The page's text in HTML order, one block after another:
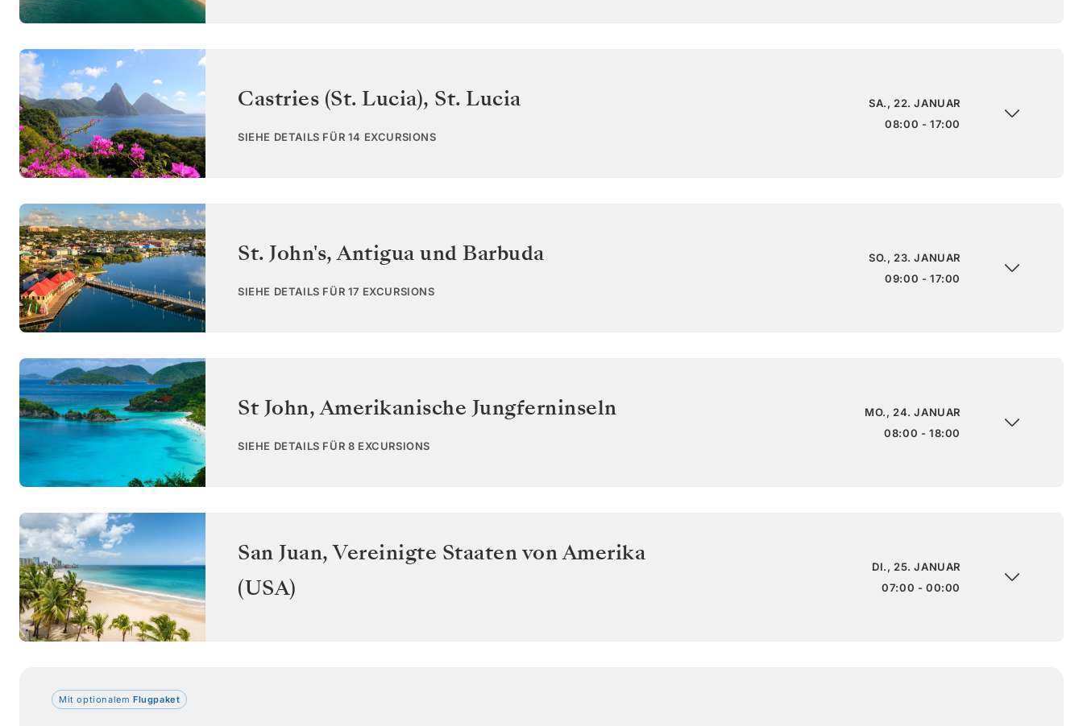
Castries (St. Lucia), St. Lucia
SIEHE DETAILS FÜR 14 EXCURSIONS
SA., 22. JANUAR
08:00 - 17:00
St. John's,Antigua und Barbuda
SIEHE DETAILS FÜR 17 EXCURSIONS
SO., 23. JANUAR
09:00 - 17:00
St John,Amerikanische Jungferninseln
SIEHE DETAILS FÜR 8 EXCURSIONS
MO., 24. JANUAR
08:00 - 18:00
San Juan,Vereinigte Staaten von Amerika
(USA)
DI., 25. JANUAR
07:00 - 00:00
Mit optionalem Flugpaket